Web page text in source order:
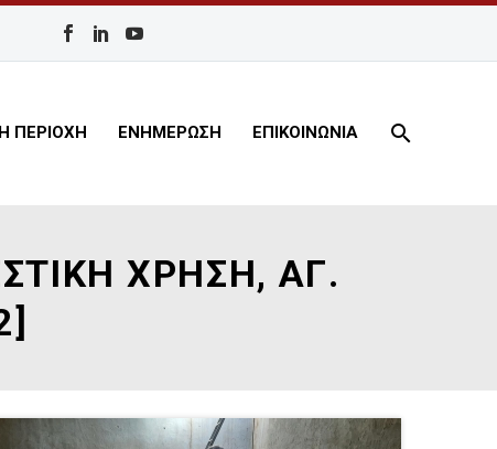
Η ΠΕΡΙΟΧΗ ΕΝΗΜΕΡΩΣΗ ΕΠΙΚΟΙΝΩΝΙΑ
ΧΡΗΣΗ, ΑΓ.